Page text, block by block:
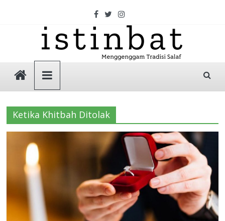
Istinbat
Menggenggam
Tradisi
Salaf
Ketika Khitbah Ditolak